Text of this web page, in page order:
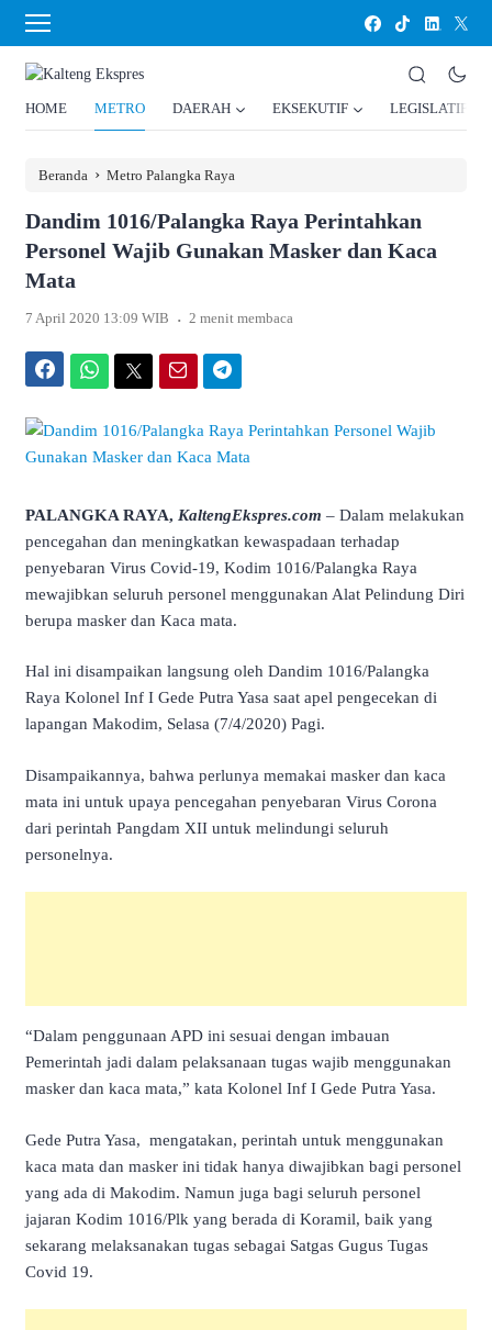
HOME METRO DAERAH EKSEKUTIF LEGISLATIF
Beranda › Metro Palangka Raya
Dandim 1016/Palangka Raya Perintahkan
Personel Wajib Gunakan Masker dan Kaca
Mata
7 April 2020 13:09 WIB . 2 menit membaca
PALANGKA RAYA, KaltengEkspres.com – Dalam melakukan
pencegahan dan meningkatkan kewaspadaan terhadap
penyebaran Virus Covid-19, Kodim 1016/Palangka Raya
mewajibkan seluruh personel menggunakan Alat Pelindung Diri
berupa masker dan Kaca mata.
Hal ini disampaikan langsung oleh Dandim 1016/Palangka
Raya Kolonel Inf I Gede Putra Yasa saat apel pengecekan di
lapangan Makodim, Selasa (7/4/2020) Pagi.
Disampaikannya, bahwa perlunya memakai masker dan kaca
mata ini untuk upaya pencegahan penyebaran Virus Corona
dari perintah Pangdam XII untuk melindungi seluruh
personelnya.
“Dalam penggunaan APD ini sesuai dengan imbauan
Pemerintah jadi dalam pelaksanaan tugas wajib menggunakan
masker dan kaca mata,” kata Kolonel Inf I Gede Putra Yasa.
Gede Putra Yasa, mengatakan, perintah untuk menggunakan
kaca mata dan masker ini tidak hanya diwajibkan bagi personel
yang ada di Makodim. Namun juga bagi seluruh personel
jajaran Kodim 1016/Plk yang berada di Koramil, baik yang
sekarang melaksanakan tugas sebagai Satgas Gugus Tugas
Covid 19.